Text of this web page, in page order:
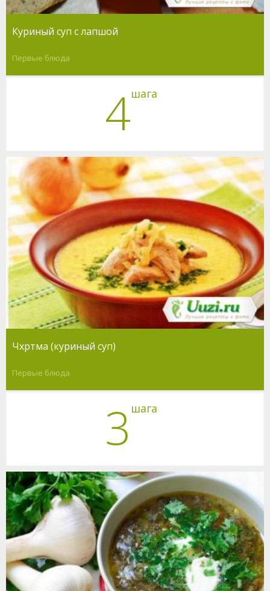
Куриный суп с лапшой
Первые блюда
4шага
Чхртма (куриный суп)
Первые блюда
3 шага